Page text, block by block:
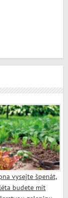
vysejte špenát,
budete mít